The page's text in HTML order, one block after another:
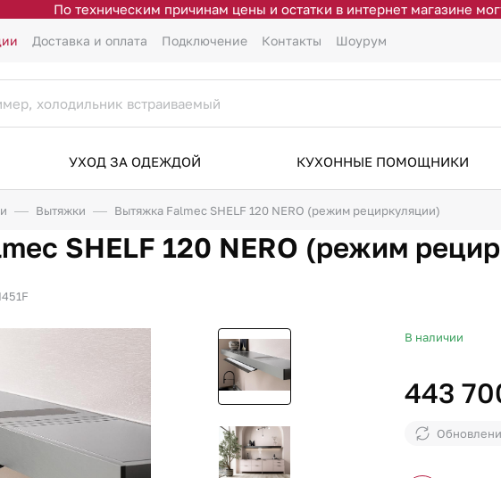
По техническим причинам цены и остатки в интернет магазине
Доставка и оплата Подключение Контакты Шоурум
УХОД ЗА ОДЕЖДОЙ КУХОННЫЕ ПОМОЩНИКИ
Вытяжки Вытяжка Falmec SHELF 120 NERO (режим рециркуляции)
SHELF 120 NERO (режим
В наличии
443